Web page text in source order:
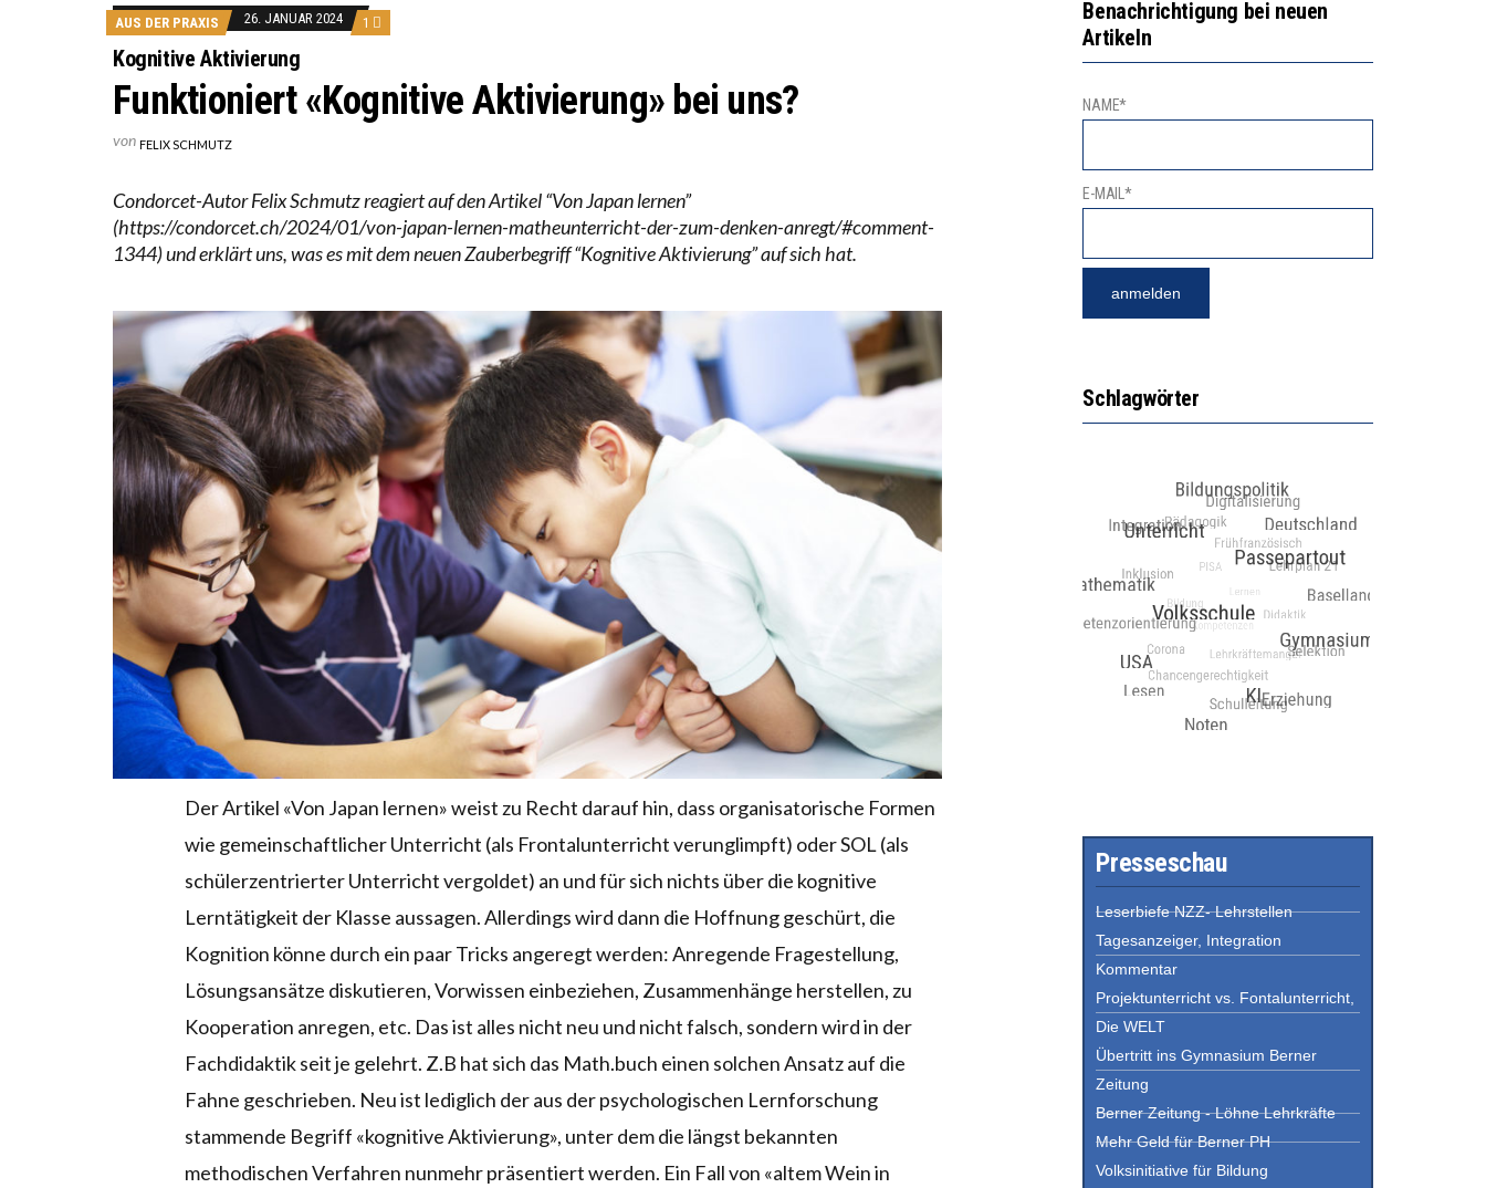
ICH WILL MEHR EVIDENZ UND WILL WISSEN, WAS ALL DIE INVESTITIONEN BRINGEN
AUS DER PRAXIS 26. JANUAR 2024 1
Kognitive Aktivierung
Funktioniert «Kognitive Aktivierung» bei uns?
von FELIX SCHMUTZ
Condorcet-Autor Felix Schmutz reagiert auf den Artikel “Von Japan lernen”
(https://condorcet.ch/2024/01/von-japan-lernen-matheunterricht-der-zum-denken-anregt/#comment-
1344) und erklärt uns, was es mit dem neuen Zauberbegriff “Kognitive Aktivierung” auf sich hat.
Der Artikel «Von Japan lernen» weist zu Recht darauf hin, dass organisatorische Formen
wie gemeinschaftlicher Unterricht (als Frontalunterricht verunglimpft) oder SOL (als
schülerzentrierter Unterricht vergoldet) an und für sich nichts über die kognitive
Lerntätigkeit der Klasse aussagen. Allerdings wird dann die Hoffnung geschürt, die
Kognition könne durch ein paar Tricks angeregt werden: Anregende Fragestellung,
Lösungsansätze diskutieren, Vorwissen einbeziehen, Zusammenhänge herstellen, zu
Kooperation anregen, etc. Das ist alles nicht neu und nicht falsch, sondern wird in der
Fachdidaktik seit je gelehrt. Z.B hat sich das Math.buch einen solchen Ansatz auf die
Fahne geschrieben. Neu ist lediglich der aus der psychologischen Lernforschung
stammende Begriff «kognitive Aktivierung», unter dem die längst bekannten
methodischen Verfahren nunmehr präsentiert werden. Ein Fall von «altem Wein in
Benachrichtigung bei neuen
Artikeln
NAME*
E-MAIL*
Schlagwörter
Presseschau
Leserbiefe NZZ- Lehrstellen
Tagesanzeiger, Integration
Kommentar
Projektunterricht vs. Fontalunterricht,
Die WELT
Übertritt ins Gymnasium Berner
Zeitung
Berner Zeitung - Löhne Lehrkräfte
Mehr Geld für Berner PH
Volksinitiative für Bildung